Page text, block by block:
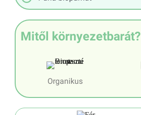
Mitől környezetbarát?
Organikus